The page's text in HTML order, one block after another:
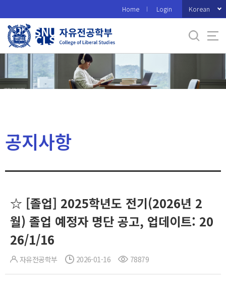
로
메
Home Login Korean
공지사항
☆ [졸업] 2025학년도 전기(2026년 2
월) 졸업 예정자 명단 공고, 업데이트: 20
26/1/16
자유전공학부 2026-01-16 78879